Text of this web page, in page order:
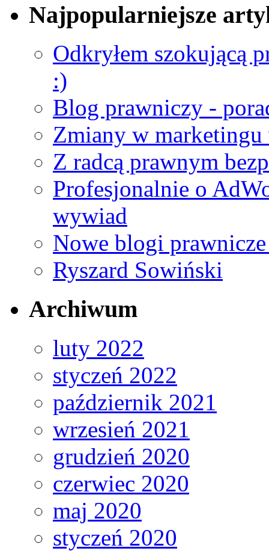
Najpopularniejsze
Odkryłem szokującą
:)
Blog prawniczy -
Zmiany w marketingu
Z radcą prawnym
Profesjonalnie o
wywiad
Nowe blogi
Ryszard Sowiński
Archiwum
luty 2022
styczeń 2022
październik 2021
wrzesień 2021
grudzień 2020
czerwiec 2020
maj 2020
styczeń 2020